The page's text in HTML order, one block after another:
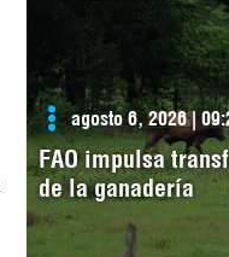
agosto 6, 2026 |
FAO impulsa
de la ganadería